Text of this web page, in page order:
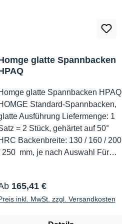
glatte Spannbacken
glatte Spannbacken HPAQ
Standard-Spannbacken,
Ausführung Liefermenge: 1
= 2 Stück, gehärtet auf 50°
Backenbreite: 130 / 160 / 200
250 mm, je nach Auswahl Für
Preis:
165,41 €
inkl. MwSt. zzgl. Versandkosten